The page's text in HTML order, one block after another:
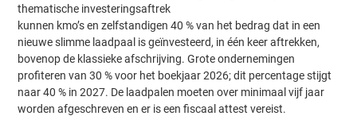
thematische investeringsaftrek
kunnen kmo’s en zelfstandigen 40 % van het bedrag dat in een
nieuwe slimme laadpaal is geïnvesteerd, in één keer aftrekken,
bovenop de klassieke afschrijving. Grote ondernemingen
profiteren van 30 % voor het boekjaar 2026; dit percentage stijgt
naar 40 % in 2027. De laadpalen moeten over minimaal vijf jaar
worden afgeschreven en er is een fiscaal attest vereist.